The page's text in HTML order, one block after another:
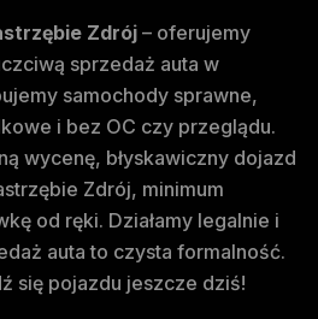
Zdrój – oferujemy
sprzedaż auta w
samochody sprawne,
i bez OC czy przeglądu.
wycenę, błyskawiczny dojazd
Zdrój, minimum
od ręki. Działamy legalnie i
auta to czysta formalność.
się pojazdu jeszcze dziś!